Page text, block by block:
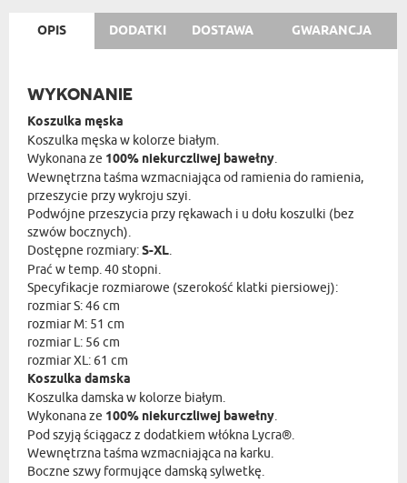
OPIS DODATKI DOSTAWA GWARANCJA
WYKONANIE
Koszulka męska
Koszulka męska w kolorze białym.
Wykonana ze 100% niekurczliwej bawełny.
Wewnętrzna taśma wzmacniająca od ramienia do ramienia,
przeszycie przy wykroju szyi.
Podwójne przeszycia przy rękawach i u dołu koszulki (bez
szwów bocznych).
Dostępne rozmiary:S-XL.
Prać w temp. 40 stopni.
Specyfikacje rozmiarowe (szerokość klatki piersiowej):
rozmiar S: 46 cm
rozmiar M: 51 cm
rozmiar L: 56 cm
rozmiar XL: 61 cm
Koszulka damska
Koszulka damska w kolorze białym.
Wykonana ze 100% niekurczliwej bawełny.
Pod szyją ściągacz z dodatkiem włókna Lycra®.
Wewnętrzna taśma wzmacniająca na karku.
Boczne szwy formujące damską sylwetkę.